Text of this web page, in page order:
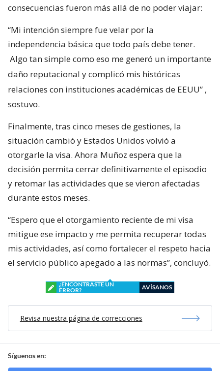
consecuencias fueron más allá de no poder viajar:
“Mi intención siempre fue velar por la
independencia básica que todo país debe tener.
Algo tan simple como eso me generó un importante
daño reputacional y complicó mis históricas
relaciones con instituciones académicas de EEUU” ,
sostuvo.
Finalmente, tras cinco meses de gestiones, la
situación cambió y Estados Unidos volvió a
otorgarle la visa. Ahora Muñoz espera que la
decisión permita cerrar definitivamente el episodio
y retomar las actividades que se vieron afectadas
durante estos meses.
“Espero que el otorgamiento reciente de mi visa
mitigue ese impacto y me permita recuperar todas
mis actividades, así como fortalecer el respeto hacia
el servicio público apegado a las normas”, concluyó.
¿ENCONTRASTE UN
ERROR?
AVÍSANOS
Revisa nuestra página de correcciones
Síguenos en: